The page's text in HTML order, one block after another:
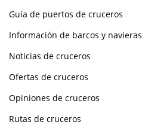
Guía de puertos de cruceros
Información de barcos y navieras
Noticias de cruceros
Ofertas de cruceros
Opiniones de cruceros
Rutas de cruceros